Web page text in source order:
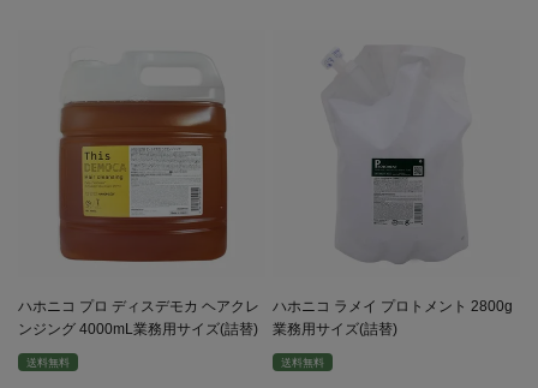
ハホニコ プロ ディスデモカ ヘアクレ
ンジング 4000mL業務用サイズ(詰替)
送料無料
ハホニコ ラメイ プロトメント 2800g
業務用サイズ(詰替)
送料無料